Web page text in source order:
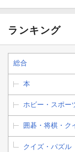
ランキング
総合
本
ホビー・スポー
囲碁・将棋・ク
クイズ・パズル